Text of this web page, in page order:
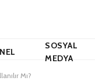
SOSYAL
MEDYA
Mı?